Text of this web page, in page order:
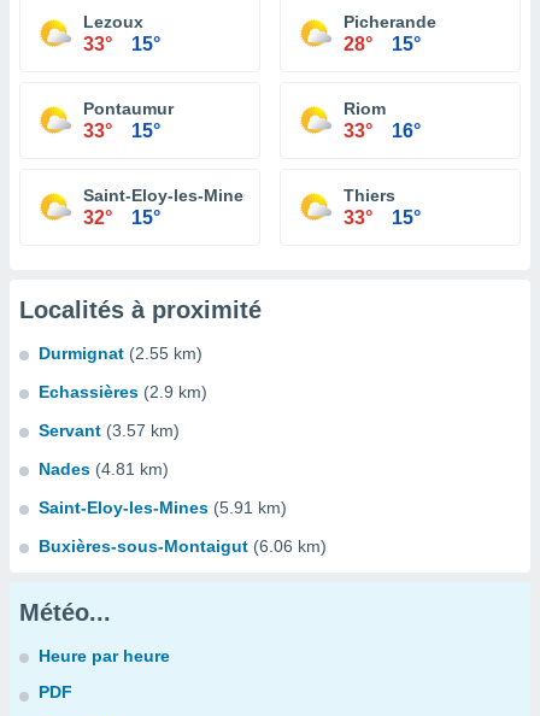
Lezoux
33° 15°
Picherande
28° 15°
Pontaumur
33° 15°
Riom
33° 16°
Saint-Eloy-les-Mines
32° 15°
Thiers
33° 15°
Localités à proximité
Durmignat (2.55 km)
Echassières (2.9 km)
Servant (3.57 km)
Nades (4.81 km)
Saint-Eloy-les-Mines (5.91 km)
Buxières-sous-Montaigut (6.06 km)
Météo...
Heure par heure
PDF